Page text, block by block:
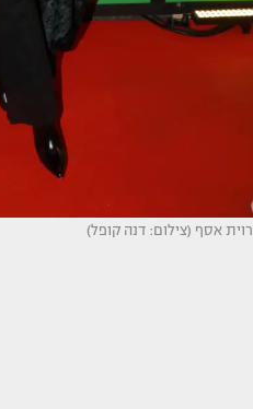
רוית אסף (צילום: דנה קופל)